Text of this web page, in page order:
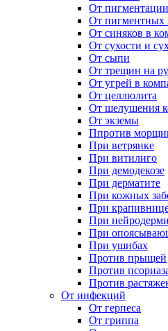
От пигментации
От пигментных
От синяков в
От сухости и
От сыпи
От трещин на
От угрей в
От целлюлита
От шелушения
От экземы
Ппротив
При ветрянке
При витилиго
При демодекозе
При дерматите
При кожных
При
При
При
При ушибах
Против прыщей
Против
Против
От инфекций
От герпеса
От гриппа